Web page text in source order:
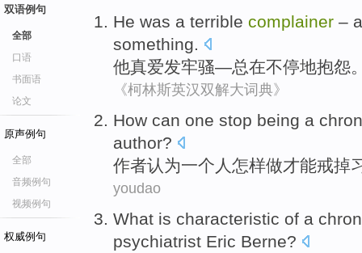
双语例句
全部
口语
书面语
论文
原声例句
全部
音频例句
视频例句
权威例句
He was a terrible complainer –
something.
他真爱发牢骚—总在不停地抱怨
《柯林斯英汉双解大词典》
How can one stop being a
author?
作者认为一个人 怎样做才能戒掉
youdao
What is characteristic of a
psychiatrist Eric Berne?